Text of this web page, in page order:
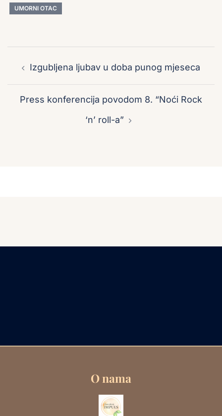
UMORNI OTAC
navigation
Izgubljena ljubav u doba punog mjeseca
Press konferencija povodom 8. “Noći Rock
‘n’ roll-a”
O nama